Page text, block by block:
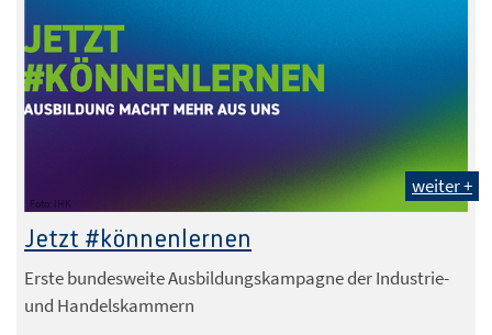
Foto: IHK
weiter +
Jetzt #könnenlernen
Erste bundesweite Ausbildungskampagne der Industrie-
und Handelskammern